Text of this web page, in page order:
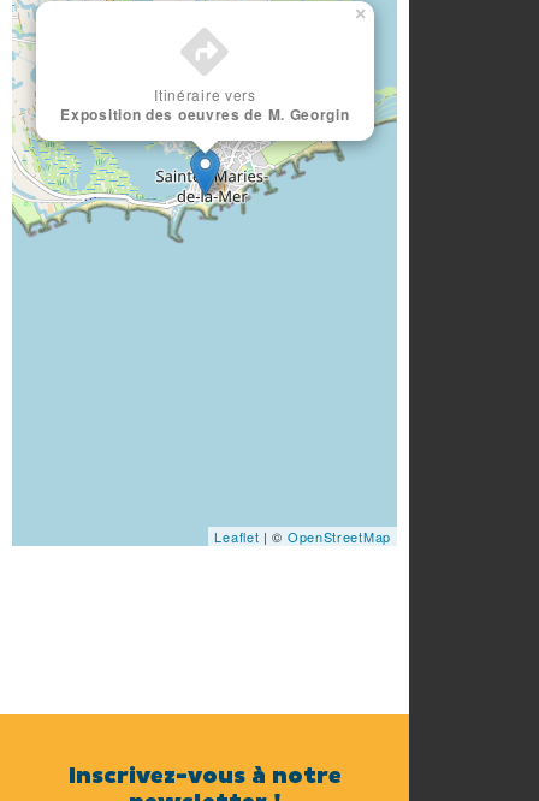
Itinéraire vers
Exposition des oeuvres de M. Georgin
×
Leaflet | © OpenStreetMap
Inscrivez-vous à notre